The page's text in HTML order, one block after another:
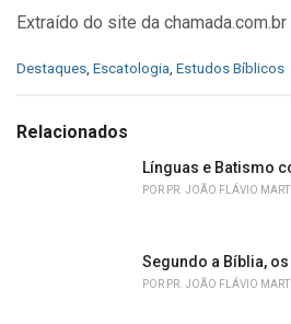
Extraído do site da
C
e
Destaques, Escatologia, Estudos Bíblicos
Relacionados
Línguas e Batismo
POR PR. JOÃO FLÁVIO
Segundo a Bíblia,
POR PR. JOÃO FLÁVIO